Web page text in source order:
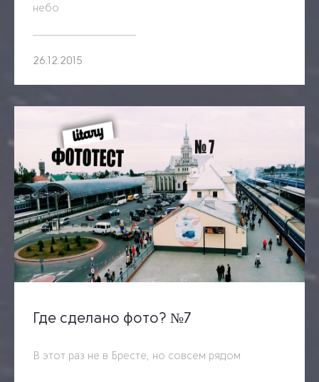
небо
26.12.2015
Где сделано фото? №7
В этот раз не в Бресте, но совсем рядом